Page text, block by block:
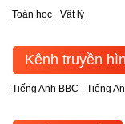
Toán học Vật lý
Kênh truyền
Tiếng Anh BBC Tiếng